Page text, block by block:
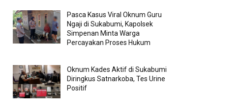
Pasca Kasus Viral Oknum Guru
Ngaji di Sukabumi, Kapolsek
Simpenan Minta Warga
Percayakan Proses Hukum
Oknum Kades Aktif di Sukabumi
Diringkus Satnarkoba, Tes Urine
Positif